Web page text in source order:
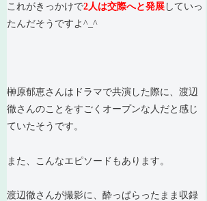
これがきっかけで2人は交際へと発展 していっ
たんだそうですよ^_^
榊原郁恵さんはドラマで共演した際に、渡辺
徹さんのことをすごくオープンな人だと感じ
ていたそうです。
また、こんなエピソードもあります。
渡辺徹さんが撮影に、酔っぱらったまま収録